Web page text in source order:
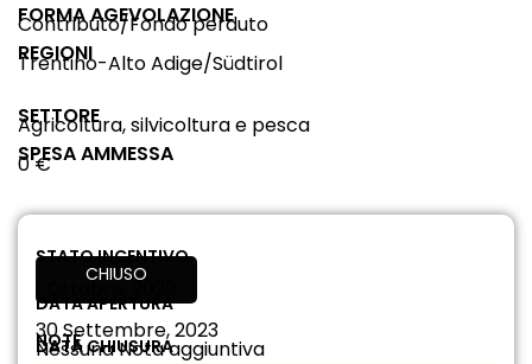
FORMA AGEVOLAZIONE
Contributo/Fondo perduto
REGIONI
Trentino-Alto Adige/Südtirol
SETTORE
Agricoltura, silvicoltura e pesca
SPESA AMMESSA
0 €
STATO INCENTIVO
CHIUSO
DATA APERTURA
DATA CHIUSURA
1 Ottobre, 2022
30 Settembre, 2023
NOTE
Nessuna Nota aggiuntiva